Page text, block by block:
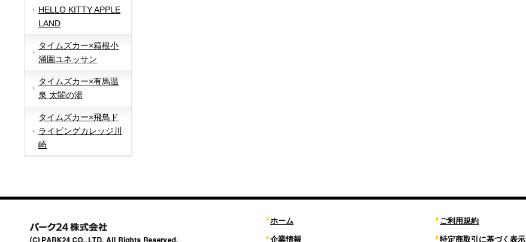
HELLO KITTY APPLE
LAND
タイムズカー×箱根小
涌園ユネッサン
タイムズカー×有馬温
泉 太閤の湯
タイムズカー×飛鳥ド
ライビングカレッジ川
崎
ホーム
企業情報
ご利用規約
特定商取引に基づく表示